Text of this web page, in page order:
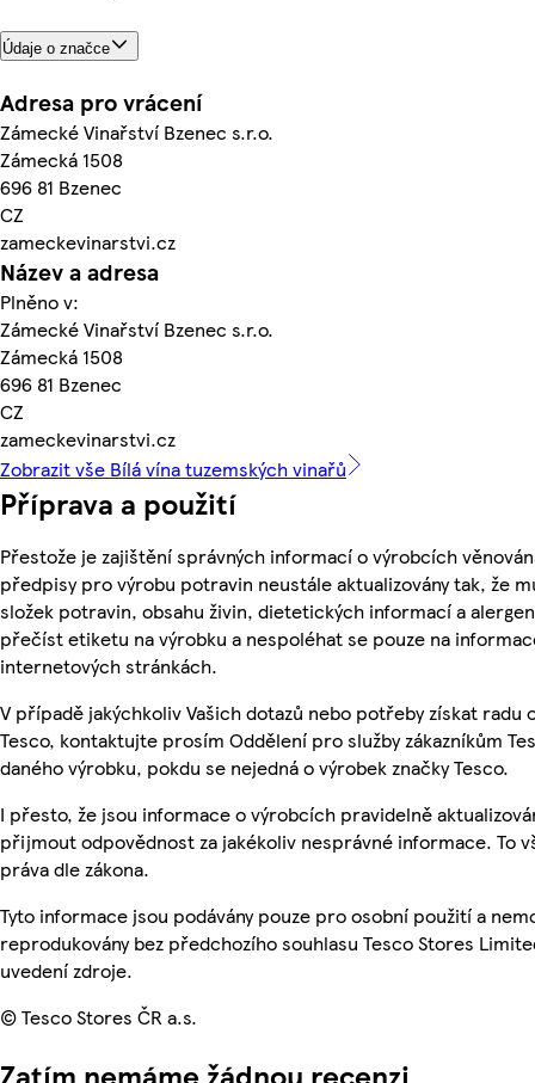
Údaje o značce
Adresa pro vrácení
Zámecké Vinařství Bzenec s.r.o.
Zámecká 1508
696 81 Bzenec
CZ
zameckevinarstvi.cz
Název a adresa
Plněno v:
Zámecké Vinařství Bzenec s.r.o.
Zámecká 1508
696 81 Bzenec
CZ
zameckevinarstvi.cz
Zobrazit vše Bílá vína tuzemských vinařů
Příprava a použití
Přestože je zajištění správných informací o výrobcích
předpisy pro výrobu potravin neustále aktualizovány tak, že
složek potravin, obsahu živin, dietetických informací a
přečíst etiketu na výrobku a nespoléhat se pouze na
internetových stránkách.
V případě jakýchkoliv Vašich dotazů nebo potřeby získat radu
Tesco, kontaktujte prosím Oddělení pro služby zákazníkům
daného výrobku, pokdu se nejedná o výrobek značky Tesco.
I přesto, že jsou informace o výrobcích pravidelně
přijmout odpovědnost za jakékoliv nesprávné informace. To
práva dle zákona.
Tyto informace jsou podávány pouze pro osobní použití a
reprodukovány bez předchozího souhlasu Tesco Stores
uvedení zdroje.
© Tesco Stores ČR a.s.
Zatím nemáme žádnou recenzi